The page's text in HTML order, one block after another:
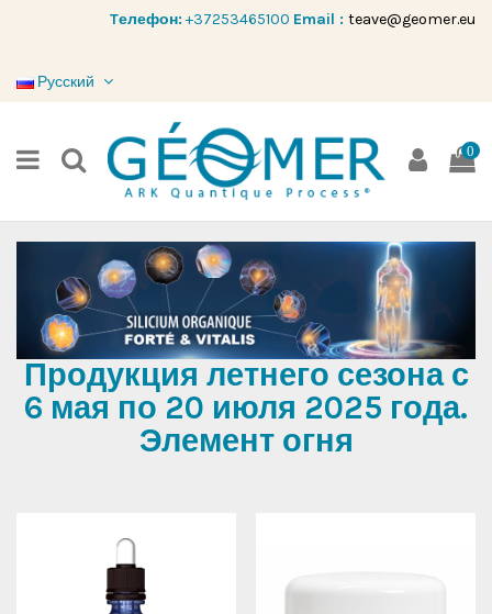
Tелефон: +37253465100 Email : teave@geomer.eu
Русский
0
Продукция летнего сезона с
6 мая по 20 июля 2025 года.
Элемент огня